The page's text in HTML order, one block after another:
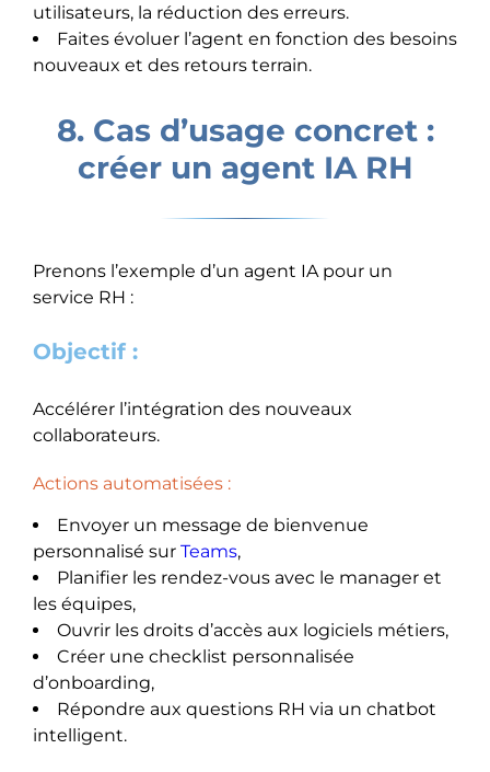
utilisateurs, la réduction des erreurs.
Faites évoluer l’agent en fonction des besoins
nouveaux et des retours terrain.
8. Cas d’usage concret :
créer un agent IA RH
Prenons l’exemple d’un agent IA pour un
service RH :
Objectif :
Accélérer l’intégration des nouveaux
collaborateurs.
Actions automatisées :
Envoyer un message de bienvenue
personnalisé sur Teams,
Planifier les rendez-vous avec le manager et
les équipes,
Ouvrir les droits d’accès aux logiciels métiers,
Créer une checklist personnalisée
d’onboarding,
Répondre aux questions RH via un chatbot
intelligent.